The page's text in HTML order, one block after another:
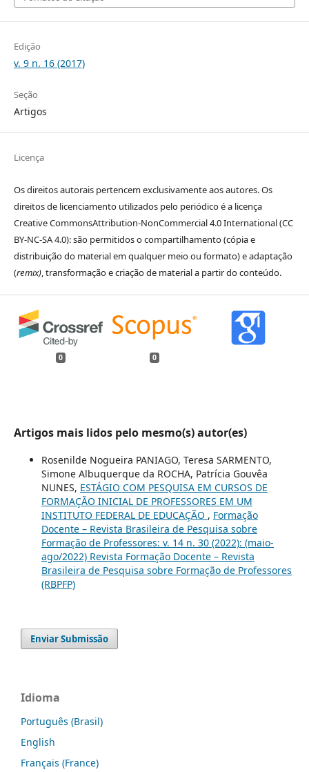
Edição
v. 9 n. 16 (2017)
Seção
Artigos
Licença
Os direitos autorais pertencem exclusivamente aos autores. Os
direitos de licenciamento utilizados pelo periódico é a licença
Creative CommonsAttribution-NonCommercial 4.0 International (CC
BY-NC-SA 4.0): são permitidos o compartilhamento (cópia e
distribuição do material em qualquer meio ou formato) e adaptação
(remix), transformação e criação de material a partir do conteúdo.
0 0
Artigos mais lidos pelo mesmo(s) autor(es)
Rosenilde Nogueira PANIAGO, Teresa SARMENTO,
Simone Albuquerque da ROCHA, Patrícia Gouvêa
NUNES, ESTÁGIO COM PESQUISA EM CURSOS DE
FORMAÇÃO INICIAL DE PROFESSORES EM UM
INSTITUTO FEDERAL DE EDUCAÇÃO , Formação
Docente – Revista Brasileira de Pesquisa sobre
Formação de Professores: v. 14 n. 30 (2022): (maio-
ago/2022) Revista Formação Docente – Revista
Brasileira de Pesquisa sobre Formação de Professores
(RBPFP)
Enviar Submissão
Idioma
Português (Brasil)
English
Français (France)